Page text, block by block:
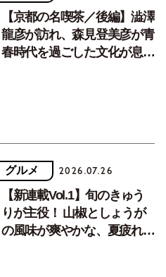
【京都の名喫茶／後編】澁澤
龍彦が訪れ、森見登美彦が青
春時代を過ごした文化が息づ
グルメ 2026.07.26
【新連載Vol.1】旬のきゅう
りが主役！ 山椒としょうが
の風味が爽やかな、夏疲れを